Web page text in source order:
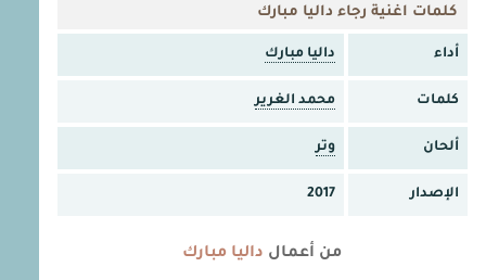
كلمات اغنية رجاء داليا مبارك
أداء داليا مبارك
كلمات محمد الغرير
ألحان وتر
الإصدار 2017
من أعمال داليا مبارك